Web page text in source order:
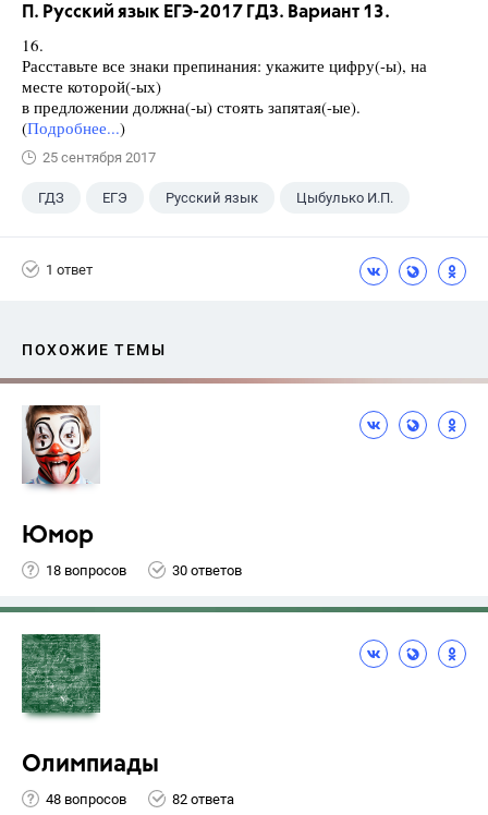
П. Русский язык ЕГЭ-2017 ГДЗ. Вариант 13.
16.
Расставьте все знаки препинания: укажите цифру(-ы), на
месте которой(-ых)
в предложении должна(-ы) стоять запятая(-ые).
(Подробнее...)
25 сентября 2017
ГДЗ ЕГЭ Русский язык Цыбулько И.П.
1 ответ
ПОХОЖИЕ ТЕМЫ
Юмор
18 вопросов 30 ответов
Олимпиады
48 вопросов 82 ответа